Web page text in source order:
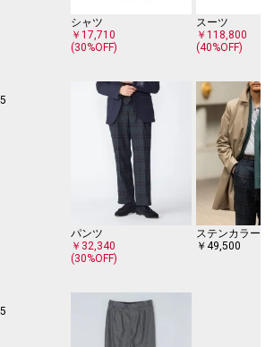
ッツ州ミドルボロウにて創立。アメリカントラッ
だ老舗として、米国の靴文化を象徴するシューメー
アメリカントラッドを語るうえで不可欠の存在。
形状の医療用矯正靴がファッションシーンでも高
い履き心地とともに名声を世界へと広げました。
らしたオールデンのシューズは、世界中の靴を愛す
い至高の存在として親しまれています。
一無二の存在感と履き心地は、靴を愛する世界中の
ィック)」は、イタリア系移民のニコラス＆ビトの
、1929年米国マサチューセッツ州・ローレンスに
グファクトリー。
を新たに提案し、いま現在までアメリカントラディ
て受け継がれている独自のスタイルを確立してき
Brothers社の傘下にて、同社における最高峰ライ
シャツ
￥17,710
(30%OFF)
スーツ
￥118,800
(40%OFF)
パンツ
￥32,340
(30%OFF)
ステンカラーコ
￥49,500